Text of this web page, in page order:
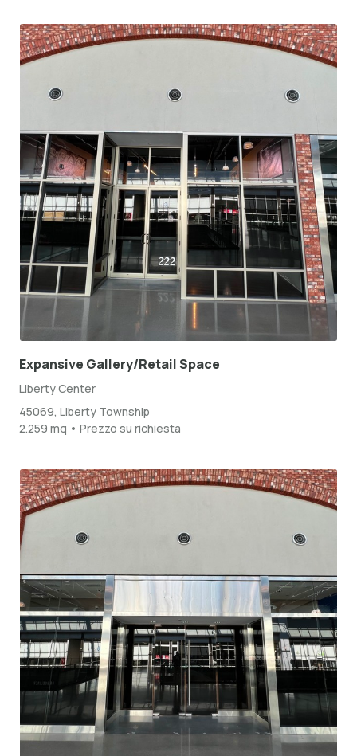
Expansive Gallery/Retail Space
Liberty Center
45069, Liberty Township
2.259 mq • Prezzo su richiesta